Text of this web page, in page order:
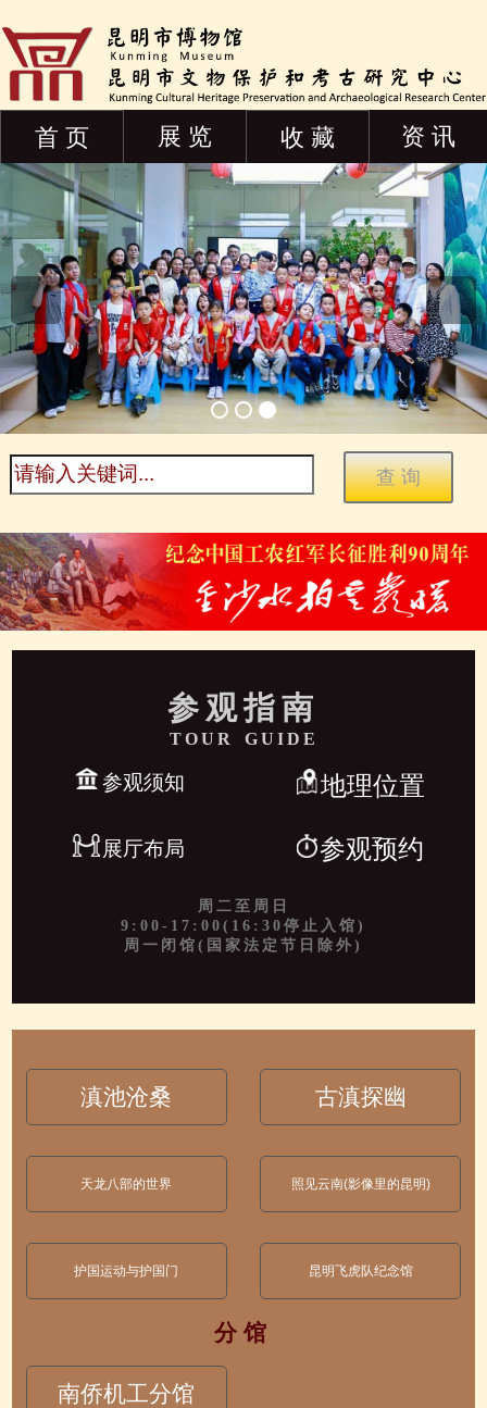
首 页 展 览 收 藏 资 讯
参观指南
TOUR GUIDE
参观须知 地理位置
展厅布局 参观预约
周二至周日
9:00-17:00(16:30停止入馆)
周一闭馆(国家法定节日除外)
滇池沧桑 古滇探幽
天龙八部的世界 照见云南(影像里的昆明)
护国运动与护国门 昆明飞虎队纪念馆
分 馆
南侨机工分馆